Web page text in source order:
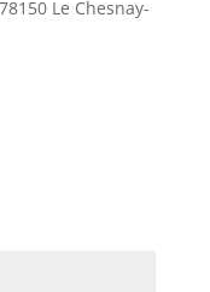
Le Chesnay-